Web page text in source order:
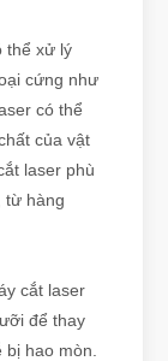
thể xử lý
cứng như
có thể
của vật
laser phù
từ hàng
cắt laser
để thay
hao mòn.